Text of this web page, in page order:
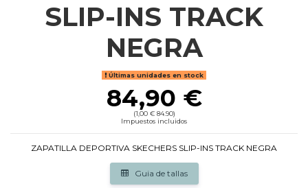
SLIP-INS TRACK
NEGRA
Últimas unidades en stock
84,90 €
(1,00 € 84.90)
Impuestos incluidos
ZAPATILLA DEPORTIVA SKECHERS SLIP-INS TRACK NEGRA
Guia de tallas